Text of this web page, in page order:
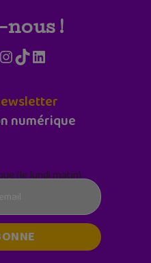
nous !
Instagram
TikTokLinkedIn
numérique
(le lundi matin)